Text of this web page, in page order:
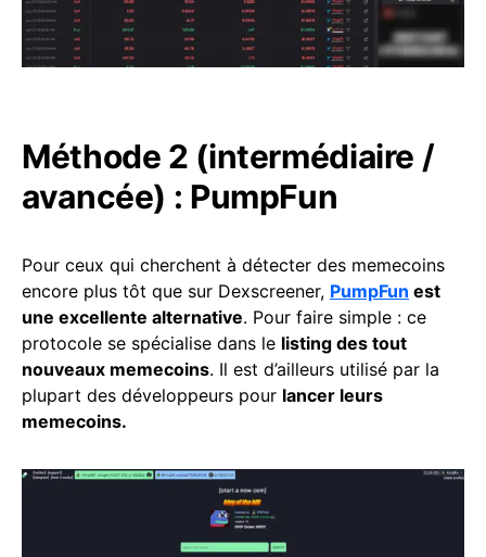
Méthode 2 (intermédiaire /
avancée) : PumpFun
Pour ceux qui cherchent à détecter des memecoins
encore plus tôt que sur Dexscreener, PumpFun est
une excellente alternative. Pour faire simple : ce
protocole se spécialise dans le listing des tout
nouveaux memecoins. Il est d’ailleurs utilisé par la
plupart des développeurs pour lancer leurs
memecoins.